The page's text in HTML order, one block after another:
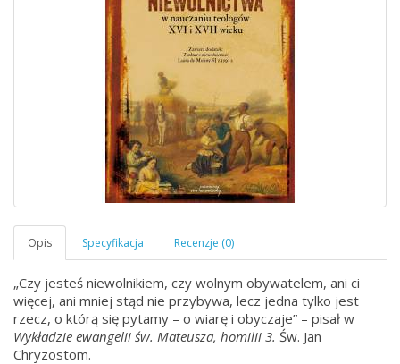
„Czy jesteś niewolnikiem, czy wolnym obywatelem, ani ci
więcej, ani mniej stąd nie przybywa, lecz jedna tylko jest
rzecz, o którą się pytamy – o wiarę i obyczaje” – pisał w
Wykładzie ewangelii św. Mateusza, homilii 3. Św. Jan
Chryzostom.